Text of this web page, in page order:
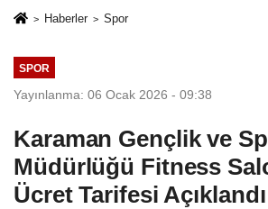
Haberler Spor
SPOR
Yayınlanma: 06 Ocak 2026 - 09:38
Karaman Gençlik ve
Müdürlüğü Fitness
Ücret Tarifesi Açıklandı